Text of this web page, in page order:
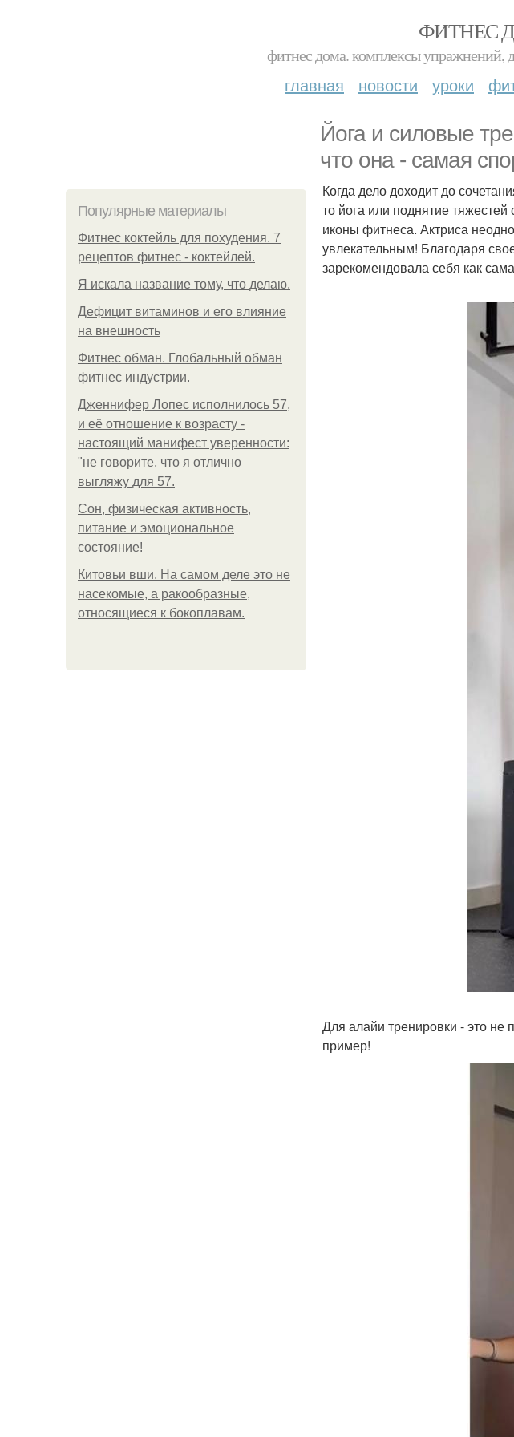
ФИТНЕС
фитнес дома. комплексы упражнений,
главная новости уроки
Йога и силовые
что она - самая
Популярные материалы
Фитнес коктейль для похудения. 7
рецептов фитнес - коктейлей.
Я искала название тому, что делаю.
Дефицит витаминов и его влияние
на внешность
Фитнес обман. Глобальный обман
фитнес индустрии.
Дженнифер Лопес исполнилось 57,
и её отношение к возрасту -
настоящий манифест уверенности:
"не говорите, что я отлично
выгляжу для 57.
Сон, физическая активность,
питание и эмоциональное
состояние!
Китовьи вши. На самом деле это не
насекомые, а ракообразные,
относящиеся к бокоплавам.
Когда дело доходит до
то йога или поднятие
иконы фитнеса. Актриса
увлекательным! Благодаря
зарекомендовала себя как
Для алайи тренировки - это не
пример!